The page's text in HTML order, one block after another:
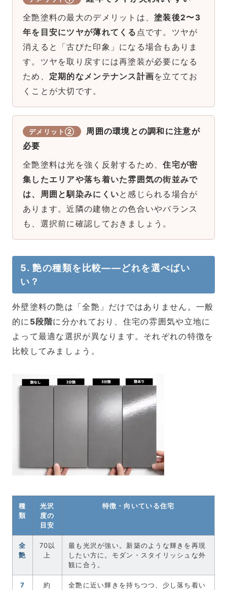
全艶塗料の最大のデメリットは、塗装後2〜3
年を目安にツヤが薄れてくる 点です。ツヤが
消えると「古びた印象」になる場合もありま
す。ツヤを取り戻すには再塗装が必要になる
ため、 定期的なメンテナンス計画を立ててお
くことが大切です。
デメリット②
周囲の環境との調和に注意が
必要
全艶塗料は光を強く反射するため、住宅が密
集したエリアや落ち着いた雰囲気の街並みで
は、周囲と馴染みにくいと感じられる場合が
あります。近隣の建物との色合いやバランス
も、選択前に確認しておきましょう。
5. 艶の種類を比較――どれを選べばい
い？
外壁塗料の艶は「全艶」だけではありません。一般
的に 5段階に分かれており、住宅の雰囲気や立地に
よって最適な選択が異なります。それぞれの特徴を
比較してみましょう。
種
類
光沢
度の
目安
特徴・向いている住宅
全
艶
70以
上
最も光沢が強い。新築のような輝きを再現
したい方に。モダン・スタイリッシュな外
観に合う。
7
約
全艶に近い輝きを持ちつつ、少し落ち着い